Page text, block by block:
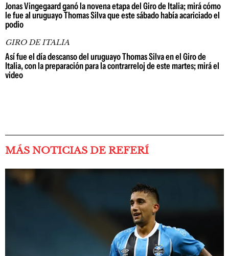
Jonas Vingegaard ganó la novena etapa del Giro de Italia; mirá cómo
le fue al uruguayo Thomas Silva que este sábado había acariciado el
podio
GIRO DE ITALIA
Así fue el día descanso del uruguayo Thomas Silva en el Giro de
Italia, con la preparación para la contrarreloj de este martes; mirá el
video
MÁS NOTICIAS DE REFERÍ